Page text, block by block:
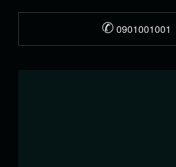
✆ 0901001001